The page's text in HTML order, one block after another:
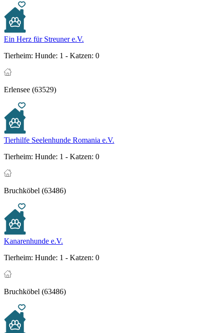
Ein Herz für Streuner e.V.
Tierheim: Hunde: 1 - Katzen: 0
Erlensee (63529)
Tierhilfe Seelenhunde Romania e.V.
Tierheim: Hunde: 1 - Katzen: 0
Bruchköbel (63486)
Kanarenhunde e.V.
Tierheim: Hunde: 1 - Katzen: 0
Bruchköbel (63486)